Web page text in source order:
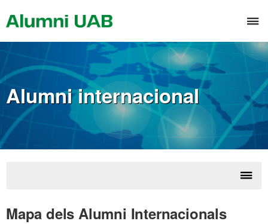
contenido
Alumni internacional
Mapa dels Alumni Internacionals